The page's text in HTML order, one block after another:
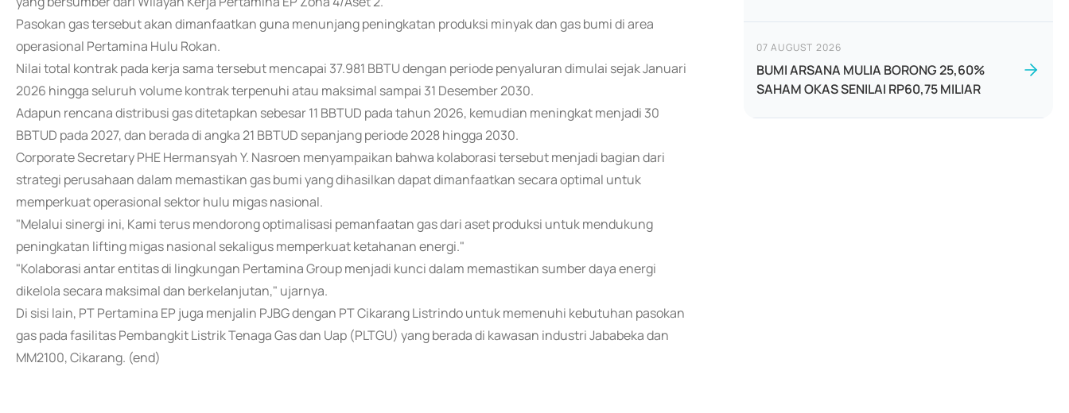
Pasokan gas tersebut akan dimanfaatkan guna menunjang peningkatan produksi minyak dan gas bumi di area
operasional Pertamina Hulu Rokan.
Nilai total kontrak pada kerja sama tersebut mencapai 37.981 BBTU dengan periode penyaluran dimulai sejak Januari
2026 hingga seluruh volume kontrak terpenuhi atau maksimal sampai 31 Desember 2030.
Adapun rencana distribusi gas ditetapkan sebesar 11 BBTUD pada tahun 2026, kemudian meningkat menjadi 30
BBTUD pada 2027, dan berada di angka 21 BBTUD sepanjang periode 2028 hingga 2030.
Corporate Secretary PHE Hermansyah Y. Nasroen menyampaikan bahwa kolaborasi tersebut menjadi bagian dari
strategi perusahaan dalam memastikan gas bumi yang dihasilkan dapat dimanfaatkan secara optimal untuk
memperkuat operasional sektor hulu migas nasional.
"Melalui sinergi ini, Kami terus mendorong optimalisasi pemanfaatan gas dari aset produksi untuk mendukung
peningkatan lifting migas nasional sekaligus memperkuat ketahanan energi."
"Kolaborasi antar entitas di lingkungan Pertamina Group menjadi kunci dalam memastikan sumber daya energi
dikelola secara maksimal dan berkelanjutan," ujarnya.
Di sisi lain, PT Pertamina EP juga menjalin PJBG dengan PT Cikarang Listrindo untuk memenuhi kebutuhan pasokan
gas pada fasilitas Pembangkit Listrik Tenaga Gas dan Uap (PLTGU) yang berada di kawasan industri Jababeka dan
MM2100, Cikarang. (end)
07 AUGUST 2026
BUMI ARSANA MULIA BORONG 25,60%
SAHAM OKAS SENILAI RP60,75 MILIAR